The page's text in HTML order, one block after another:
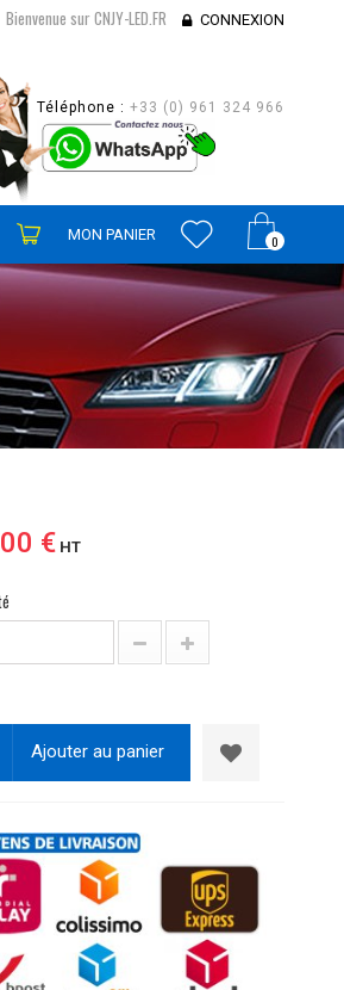
Bienvenue sur CNJY-LED.FR CONNEXION
Téléphone : +33 (0) 961 324 966
0
MON PANIER
€HT
Ajouter au panier